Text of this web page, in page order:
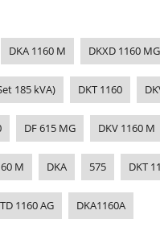
DKA 1160 M DKXD 1160 MG
185 kVA) DKT 1160
DF 615 MG DKV 1160 M
M DKA 575 DKT
1160 AG DKA1160A